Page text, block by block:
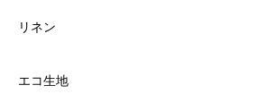
リネン
エコ生地